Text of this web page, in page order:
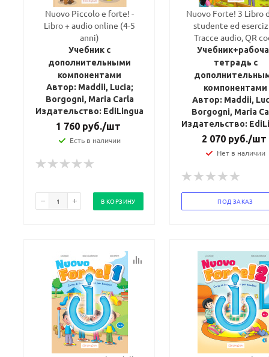
Nuovo Piccolo e forte! -
Libro + audio online (4-5
anni)
Учебник с
дополнительными
компонентами
Автор: Maddii, Lucia;
Borgogni, Maria Carla
Издательство: EdiLingua
1 760 руб./шт
Есть в наличии
В КОРЗИНУ
Nuovo Forte! 3 Libro
studente ed
Tracce audio, QR
тетрадь с
компонентами
Автор: Maddii,
Borgogni, Maria
Издательство:
2 070 руб./шт
Нет в наличии
ПОД ЗАКАЗ